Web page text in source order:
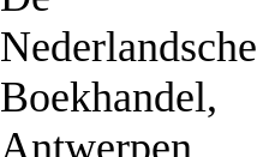
Nederlandsche
Boekhandel,
Antwerpen